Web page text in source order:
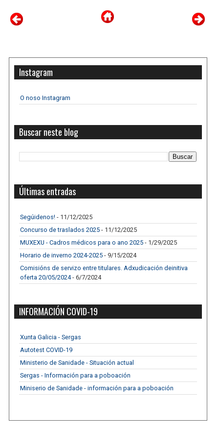
Instagram
O noso Instagram
Buscar neste blog
Últimas entradas
Segúidenos! - 11/12/2025
Concurso de traslados 2025 - 11/12/2025
MUXEXU - Cadros médicos para o ano 2025 - 1/29/2025
Horario de inverno 2024-2025 - 9/15/2024
Comisións de servizo entre titulares. Adxudicación deinitiva
oferta 20/05/2024- 6/7/2024
INFORMACIÓN COVID-19
Xunta Galicia - Sergas
Autotest COVID-19
Ministerio de Sanidade - Situación actual
Sergas - Información para a poboación
Miniserio de Sanidade - información para a poboación